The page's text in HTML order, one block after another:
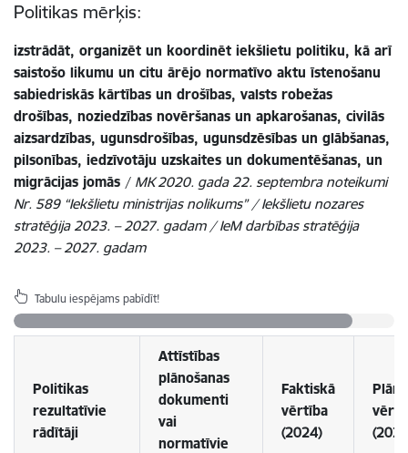
Politikas mērķis:
izstrādāt, organizēt un koordinēt iekšlietu politiku, kā arī
saistošo likumu un citu ārējo normatīvo aktu īstenošanu
sabiedriskās kārtības un drošības, valsts robežas
drošības, noziedzības novēršanas un apkarošanas, civilās
aizsardzības, ugunsdrošības, ugunsdzēsības un glābšanas,
pilsonības, iedzīvotāju uzskaites un dokumentēšanas, un
migrācijas jomās / MK 2020. gada 22. septembra noteikumi
Nr. 589 “Iekšlietu ministrijas nolikums” / Iekšlietu nozares
stratēģija 2023. – 2027. gadam / IeM darbības stratēģija
2023. – 2027. gadam
Tabulu iespējams pabīdīt!
Politikas
rezultatīvie
rādītāji
Attīstības
plānošanas
dokumenti
vai
normatīvie
Faktiskā
vērtība
(2024)